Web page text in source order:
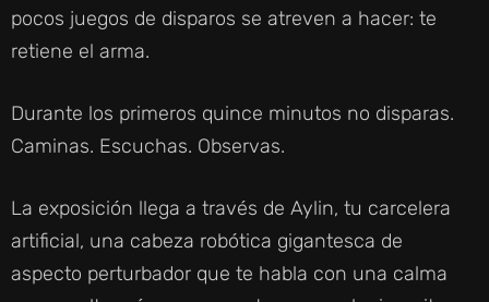
pocos juegos de disparos se atreven a hacer: te
retiene el arma.
Durante los primeros quince minutos no disparas.
Caminas. Escuchas. Observas.
La exposición llega a través de Aylin, tu carcelera
artificial, una cabeza robótica gigantesca de
aspecto perturbador que te habla con una calma